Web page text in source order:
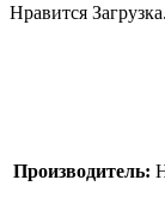
Нравится
Производитель: